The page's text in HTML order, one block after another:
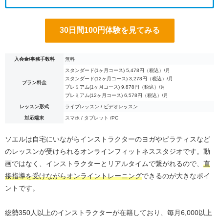
30日間100円体験を見てみる
入会金/事務手数料 無料
プラン料金
スタンダード(1ヶ月コース) 5,478円（税込）/月
スタンダード(12ヶ月コース) 3,278円（税込）/月
プレミアム(1ヶ月コース) 9,878円（税込）/月
プレミアム(12ヶ月コース) 6,578円（税込）/月
レッスン形式 ライブレッスン / ビデオレッスン
対応端末 スマホ / タブレット /PC
ソエルは自宅にいながらインストラクターのヨガやピラティスなど
のレッスンが受けられるオンラインフィットネススタジオです。動
画ではなく、インストラクターとリアルタイムで繋がれるので、 直
接指導を受けながらオンライントレーニングできるのが大きなポイ
ントです。
総勢350人以上のインストラクターが在籍しており、毎月6,000以上